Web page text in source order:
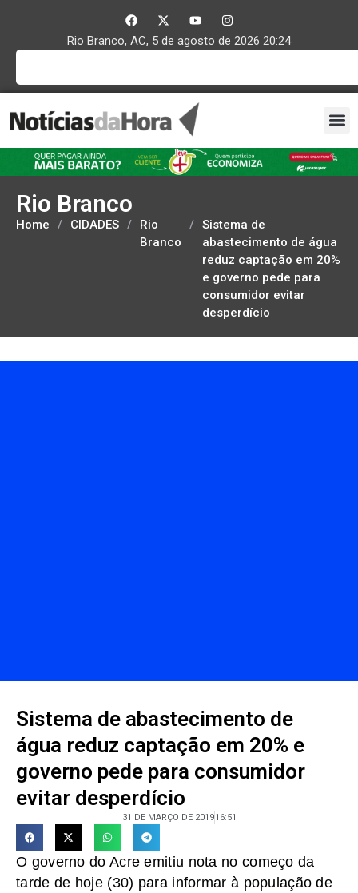
Rio Branco, AC, 5 de agosto de 2026 20:24
Rio Branco
Home / CIDADES /
Rio
Branco
/ Sistema de
abastecimento de água
reduz captação em 20%
e governo pede para
consumidor evitar
desperdício
Sistema de abastecimento de
água reduz captação em 20% e
governo pede para consumidor
evitar desperdício
31 DE MARÇO DE 201916:51
O governo do Acre emitiu nota no começo da
tarde de hoje (30) para informar à população de